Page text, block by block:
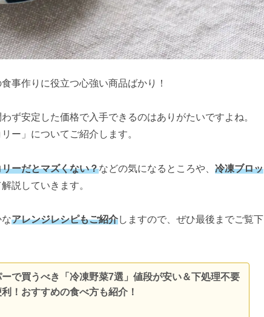
事作りに役立つ心強い商品ばかり！
ず安定した価格で入手できるのはありがたいですよね。
ー」についてご紹介します。
ーだとマズくない？などの気になるところや、 冷凍ブロッ
説していきます。
アレンジレシピもご紹介しますので、ぜひ最後までご覧下
で買うべき「冷凍野菜7選」値段が安い＆下処理不要
！おすすめの食べ方も紹介！